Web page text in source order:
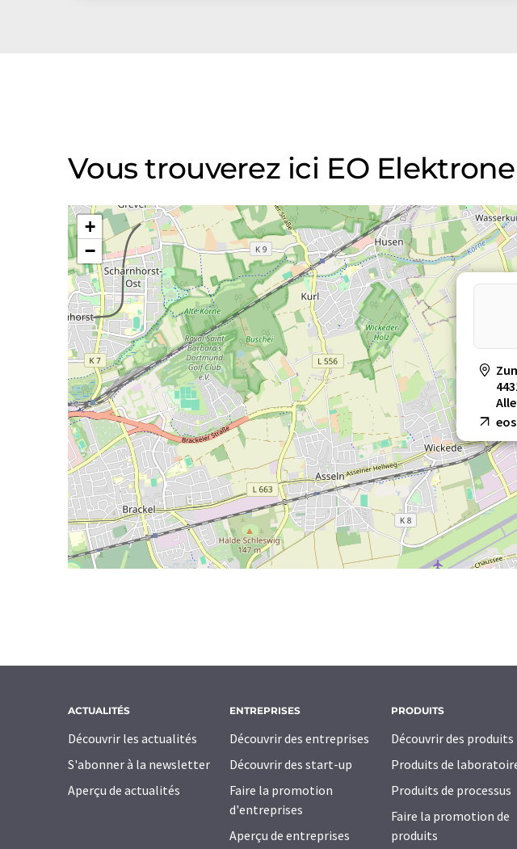
Vous trouverez ici EO
+
−
ACTUALITÉS
Découvrir les actualités
S'abonner à la newsletter
Aperçu de actualités
ENTREPRISES
Découvrir des entreprises
Découvrir des start-up
Faire la promotion
d'entreprises
Aperçu de entreprises
PRODUITS
Découvrir des produits
Produits de
Produits de processus
Faire la promotion de
produits